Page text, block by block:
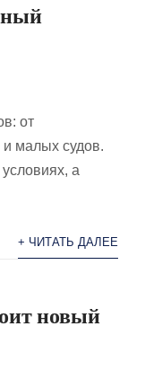
от
и малых судов.
а
+ ЧИТАТЬ ДАЛЕЕ
новый